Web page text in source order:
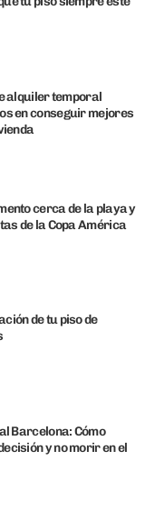
alquiler temporal
en conseguir mejores
cerca de la playa y
de la Copa América
de tu piso de
Barcelona: Cómo
y no morir en el